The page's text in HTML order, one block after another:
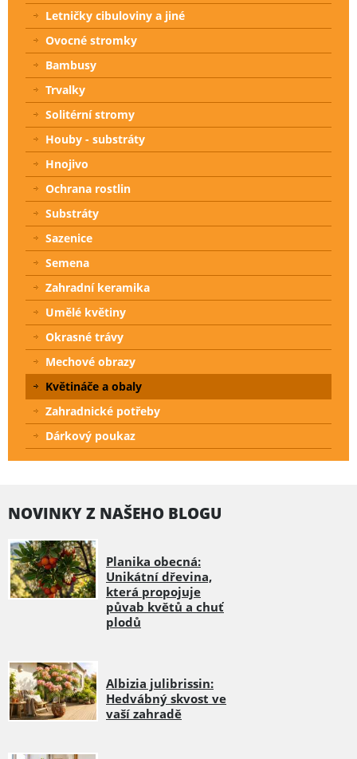
Letničky cibuloviny a jiné
Ovocné stromky
Bambusy
Trvalky
Solitérní stromy
Houby - substráty
Hnojivo
Ochrana rostlin
Substráty
Sazenice
Semena
Zahradní keramika
Umělé květiny
Okrasné trávy
Mechové obrazy
Květináče a obaly
Zahradnické potřeby
Dárkový poukaz
NOVINKY Z NAŠEHO BLOGU
Planika obecná:
Unikátní dřevina,
která propojuje
půvab květů a chuť
plodů
Albizia julibrissin:
Hedvábný skvost ve
vaší zahradě